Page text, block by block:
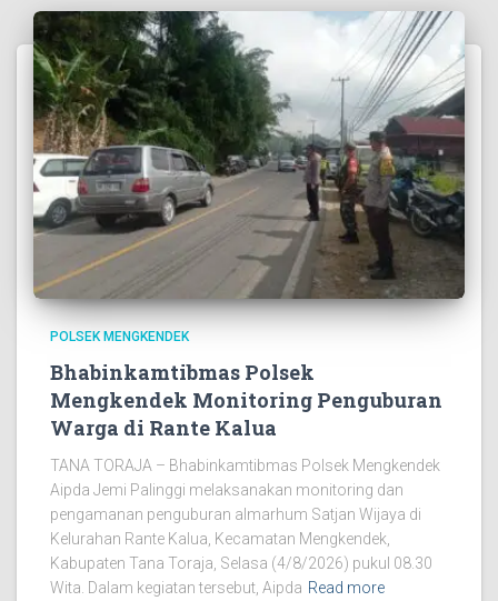
POLSEK MENGKENDEK
Bhabinkamtibmas Polsek
Mengkendek Monitoring Penguburan
Warga di Rante Kalua
TANA TORAJA – Bhabinkamtibmas Polsek Mengkendek
Aipda Jemi Palinggi melaksanakan monitoring dan
pengamanan penguburan almarhum Satjan Wijaya di
Kelurahan Rante Kalua, Kecamatan Mengkendek,
Kabupaten Tana Toraja, Selasa (4/8/2026) pukul 08.30
Wita. Dalam kegiatan tersebut, Aipda Read more